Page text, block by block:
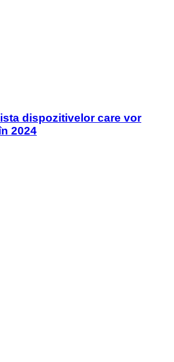
dispozitivelor care vor
2024